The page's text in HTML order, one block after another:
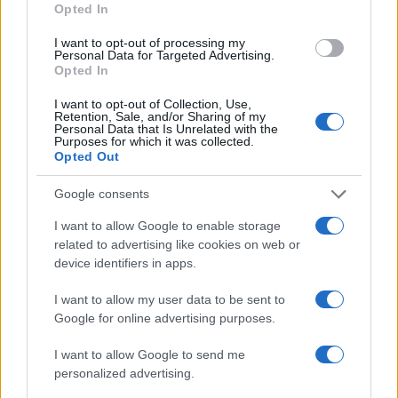
Opted In
I want to opt-out of processing my
Personal Data for Targeted Advertising.
Opted In
I want to opt-out of Collection, Use,
Retention, Sale, and/or Sharing of my
Personal Data that Is Unrelated with the
Purposes for which it was collected.
Opted Out
Google consents
I want to allow Google to enable storage
related to advertising like cookies on web or
device identifiers in apps.
I want to allow my user data to be sent to
Google for online advertising purposes.
I want to allow Google to send me
personalized advertising.
εκδοθεί νεότερη ενημέρωση.
Εκπτώσεις σε αεροπορικά
εισιτήρια – SKY Express
H εταιρεία SKY Express ανταποκρινόμενη στο
αίτημα του Υπουργείου Παιδείας,
Θρησκευμάτων και Αθλητισμού και προκειμένου
να διευκολύνει τις μετακινήσεις των
αναπληρωτών εκπαιδευτικών Πρωτοβάθμιας και
Δευτεροβάθμιας Εκπαίδευσης,
έκπτωση ύψους 30% για την έκδοση
αεροπορικών εισιτηρίων ανά ενδιαφερόμενο
Για την παραπάνω πρωτοβουλία, η αποστολή